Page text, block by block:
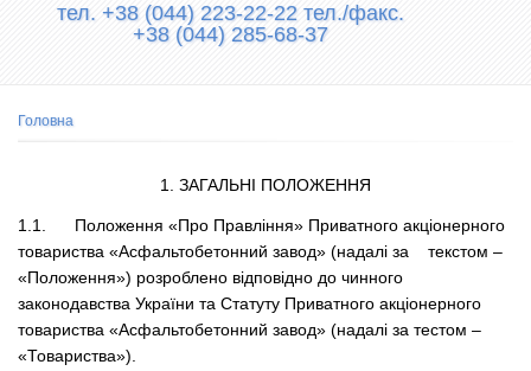
тел. +38 (044) 223-22-22 тел./факс.
+38 (044) 285-68-37
Рядок
Головна
1. ЗАГАЛЬНІ ПОЛОЖЕННЯ
1.1. Положення «Про Правління» Приватного акціонерного
товариства «Асфальтобетонний завод» (надалі за текстом –
«Положення») розроблено відповідно до чинного
законодавства України та Статуту Приватного акціонерного
товариства «Асфальтобетонний завод» (надалі за тестом –
«Товариства»).